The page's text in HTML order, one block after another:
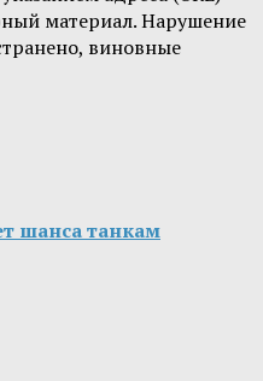
материал. Нарушение
виновные
шанса танкам